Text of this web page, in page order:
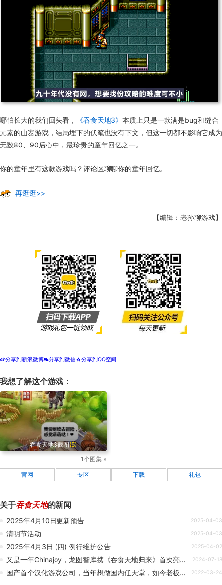
哪怕长大的我们回头看 ， 《吞食天地3》 本质上 只是一款满是bug和缝合
元素的山寨游戏， 结局埋下的伏笔也没有下文 ， 但这一切都不影响它成为
无数80、90后心中，最珍贵的童年回忆之一。
你的童年里有这款游戏吗 ？评论区聊聊你的童年回忆。
再逛逛>>
【编辑：老孙聊游戏】
t分享到新浪微博w分享到微信z分享到QQ空间
我想了解这个游戏：
吞食天地3截图(5)
1个图集 »
官网 专区 下载 礼包
关于吞食天地的新闻
2025年4月10日更新预告 2025-04-03
清明节活动 2025-04-03
2025年4月3日 (四) 例行维护公告 2025-04-02
又是一年Chinajoy，龙图智库携《吞食天地归来》首次亮相！ 2024-07-18
国产首个汉化游戏公司，当年想做国内任天堂，如今老板都成老赖？ 2022-03-24